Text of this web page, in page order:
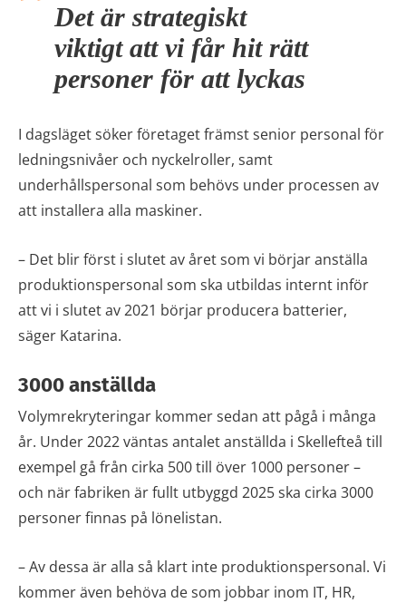
Det är strategiskt
viktigt att vi får hit rätt
personer för att lyckas
I dagsläget söker företaget främst senior personal för
ledningsnivåer och nyckelroller, samt
underhållspersonal som behövs under processen av
att installera alla maskiner.
– Det blir först i slutet av året som vi börjar anställa
produktionspersonal som ska utbildas internt inför
att vi i slutet av 2021 börjar producera batterier,
säger Katarina.
3000 anställda
Volymrekryteringar kommer sedan att pågå i många
år. Under 2022 väntas antalet anställda i Skellefteå till
exempel gå från cirka 500 till över 1000 personer –
och när fabriken är fullt utbyggd 2025 ska cirka 3000
personer finnas på lönelistan.
– Av dessa är alla så klart inte produktionspersonal. Vi
kommer även behöva de som jobbar inom IT, HR,